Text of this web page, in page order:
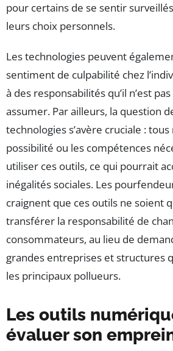
pour certains de se sentir
leurs choix personnels.
Les technologies peuvent
sentiment de culpabilité chez
à des responsabilités qu’il n’est
assumer. Par ailleurs, la question
technologies s’avère cruciale : tous
possibilité ou les compétences
utiliser ces outils, ce qui pourrait
inégalités sociales. Les
craignent que ces outils ne soient
transférer la responsabilité de
consommateurs, au lieu de
grandes entreprises et structures
les principaux pollueurs.
Les outils
évaluer son